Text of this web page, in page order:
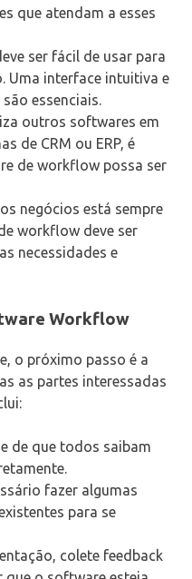
que atendam a esses
ser fácil de usar para
Uma interface intuitiva e
essenciais.
outros softwares em
de CRM ou ERP, é
de workflow possa ser
negócios está sempre
workflow deve ser
necessidades e
Workflow
o próximo passo é a
as partes interessadas
de que todos saibam
fazer algumas
para se
colete feedback